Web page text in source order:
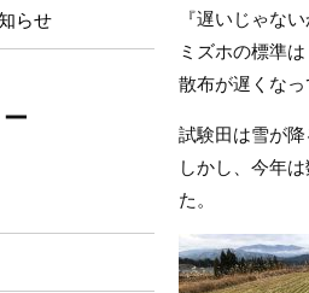
『遅いじゃな
ミズホの標準
散布が遅くな
試験田は雪が
しかし、今年
た。
らせ